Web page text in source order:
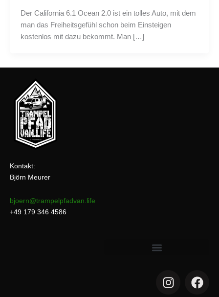
Der California 6.1 Ocean 2.0 ist ein tolles Auto, mit dem
man das Freiheitsgefühl schon beim Einsteigen
kostenlos mit dazu bekommt. Man […]
Kontakt:
Björn Meurer
bjoern@trampelpfadvan.life
+49 179 346 4586
I
n
F
a